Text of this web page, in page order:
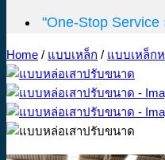
"One-Stop
Home / แบบเหล็ก / แบบเหล็ก